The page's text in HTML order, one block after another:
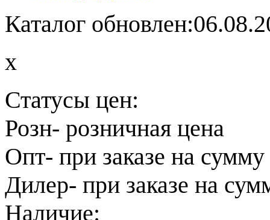
Каталог
x
Статусы цен:
Розн- розничная цена
Опт- при заказе на
Дилер- при заказе на
Наличие: